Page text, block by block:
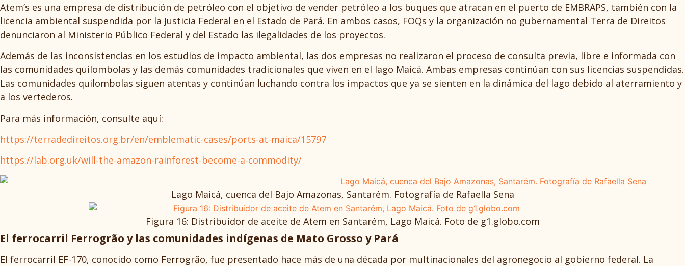
Atem’s es una empresa de distribución de petróleo con el objetivo de vender petróleo a los buques que atracan en el puerto de EMBRAPS, también con la
licencia ambiental suspendida por la Justicia Federal en el Estado de Pará. En ambos casos, FOQs y la organización no gubernamental Terra de Direitos
denunciaron al Ministerio Público Federal y del Estado las ilegalidades de los proyectos.
Además de las inconsistencias en los estudios de impacto ambiental, las dos empresas no realizaron el proceso de consulta previa, libre e informada con
las comunidades quilombolas y las demás comunidades tradicionales que viven en el lago Maicá. Ambas empresas continúan con sus licencias suspendidas.
Las comunidades quilombolas siguen atentas y continúan luchando contra los impactos que ya se sienten en la dinámica del lago debido al aterramiento y
a los vertederos.
Para más información, consulte aquí:
https://terradedireitos.org.br/en/emblematic-cases/ports-at-maica/15797
https://lab.org.uk/will-the-amazon-rainforest-become-a-commodity/
Lago Maicá, cuenca del Bajo Amazonas, Santarém. Fotografía de Rafaella Sena
Figura 16: Distribuidor de aceite de Atem en Santarém, Lago Maicá. Foto de g1.globo.com
El ferrocarril Ferrogrão y las comunidades indígenas de Mato Grosso y Pará
El ferrocarril EF-170, conocido como Ferrogrão, fue presentado hace más de una década por multinacionales del agronegocio al gobierno federal. La